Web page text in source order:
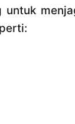
untuk